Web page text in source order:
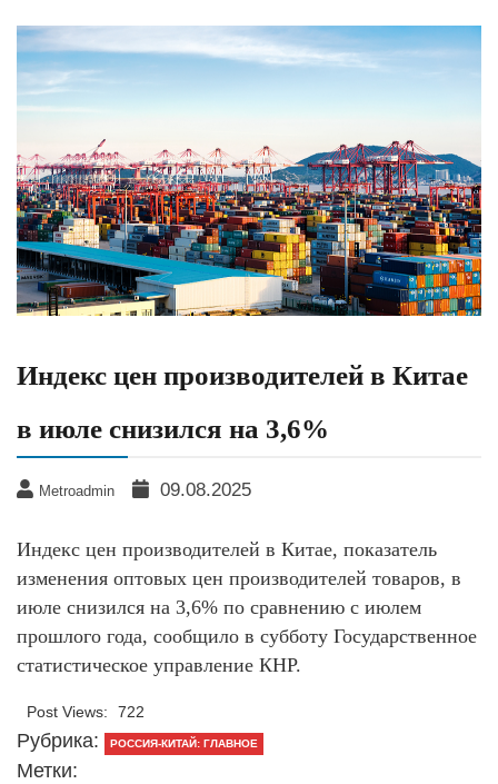
Индекс цен производителей в Китае
в июле снизился на 3,6%
Metroadmin 09.08.2025
Индекс цен производителей в Китае, показатель
изменения оптовых цен производителей товаров, в
июле снизился на 3,6% по сравнению с июлем
прошлого года, сообщило в субботу Государственное
статистическое управление КНР.
Post Views: 722
Рубрика: РОССИЯ-КИТАЙ: ГЛАВНОЕ
Метки: